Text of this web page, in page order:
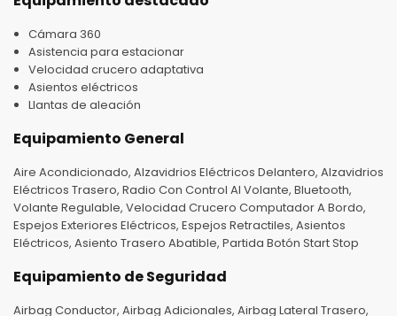
Cámara 360
Asistencia para estacionar
Velocidad crucero adaptativa
Asientos eléctricos
Llantas de aleación
Equipamiento General
Aire Acondicionado, Alzavidrios Eléctricos Delantero, Alzavidrios
Eléctricos Trasero, Radio Con Control Al Volante, Bluetooth,
Volante Regulable, Velocidad Crucero Computador A Bordo,
Espejos Exteriores Eléctricos, Espejos Retractiles, Asientos
Eléctricos, Asiento Trasero Abatible, Partida Botón Start Stop
Equipamiento de Seguridad
Airbag Conductor, Airbag Adicionales, Airbag Lateral Trasero,